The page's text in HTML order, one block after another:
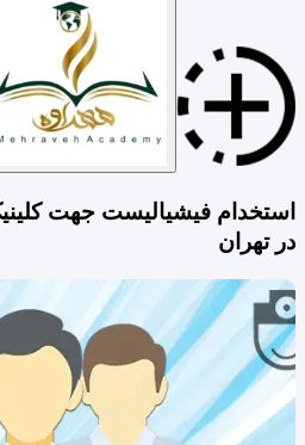
استخدام فیشیالیست جهت
در تهران